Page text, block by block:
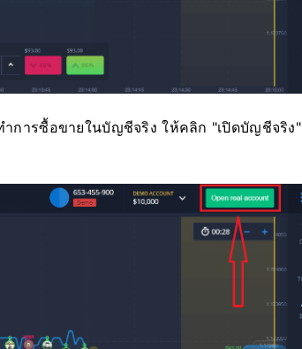
การซื้อขายในบัญชีจริง ให้คลิก "เปิดบัญชีจริง"